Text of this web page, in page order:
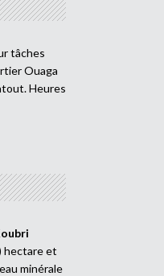
tâches
Ouaga
Heures
hectare et
minérale